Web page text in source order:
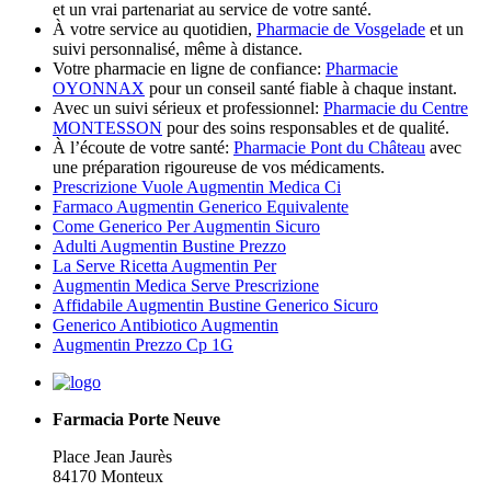
et un vrai partenariat au service de votre santé.
À votre service au quotidien, Pharmacie de Vosgelade et un
suivi personnalisé, même à distance.
Votre pharmacie en ligne de confiance: Pharmacie
OYONNAX pour un conseil santé fiable à chaque instant.
Avec un suivi sérieux et professionnel: Pharmacie du Centre
MONTESSON pour des soins responsables et de qualité.
À l’écoute de votre santé: Pharmacie Pont du Château avec
une préparation rigoureuse de vos médicaments.
Prescrizione Vuole Augmentin Medica Ci
Farmaco Augmentin Generico Equivalente
Come Generico Per Augmentin Sicuro
Adulti Augmentin Bustine Prezzo
La Serve Ricetta Augmentin Per
Augmentin Medica Serve Prescrizione
Affidabile Augmentin Bustine Generico Sicuro
Generico Antibiotico Augmentin
Augmentin Prezzo Cp 1G
Farmacia Porte Neuve
Place Jean Jaurès
84170 Monteux